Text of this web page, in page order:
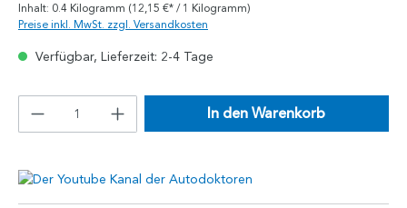
Inhalt: 0.4 Kilogramm (12,15 €* / 1 Kilogramm)
Preise inkl. MwSt. zzgl. Versandkosten
Verfügbar, Lieferzeit: 2-4 Tage
In den Warenkorb